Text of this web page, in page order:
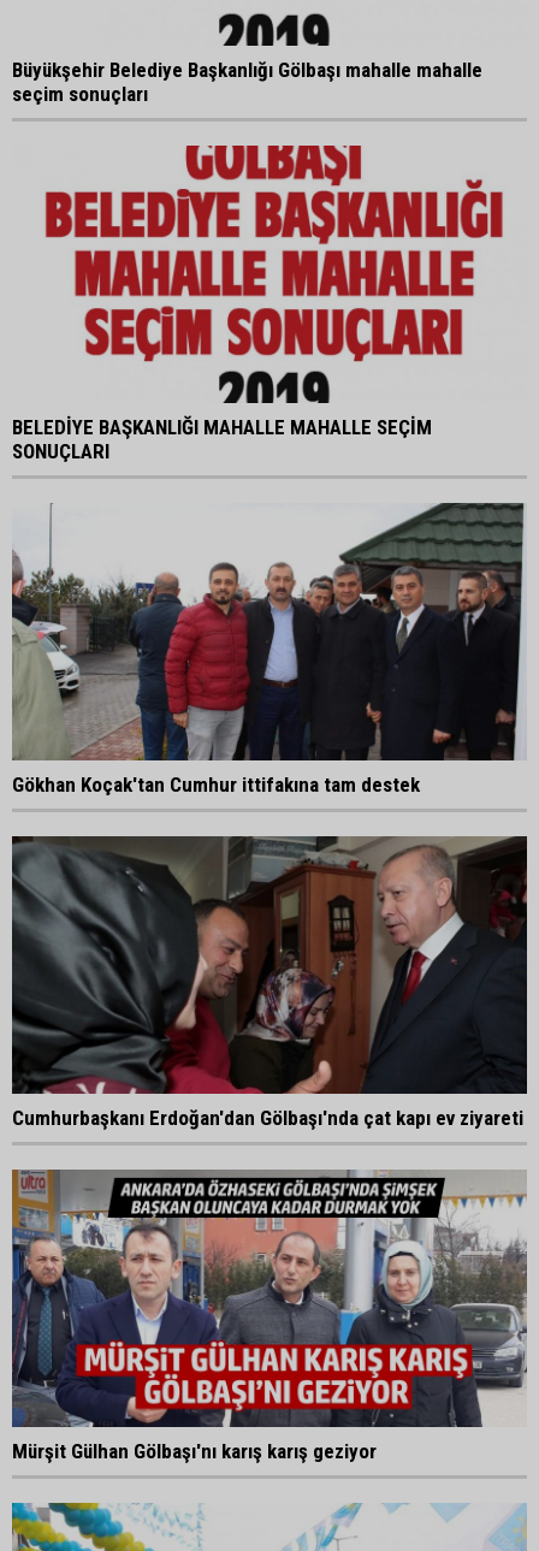
Büyükşehir Belediye Başkanlığı Gölbaşı mahalle mahalle
seçim sonuçları
BELEDİYE BAŞKANLIĞI MAHALLE MAHALLE SEÇİM
SONUÇLARI
Gökhan Koçak'tan Cumhur ittifakına tam destek
Cumhurbaşkanı Erdoğan'dan Gölbaşı'nda çat kapı ev ziyareti
Mürşit Gülhan Gölbaşı'nı karış karış geziyor